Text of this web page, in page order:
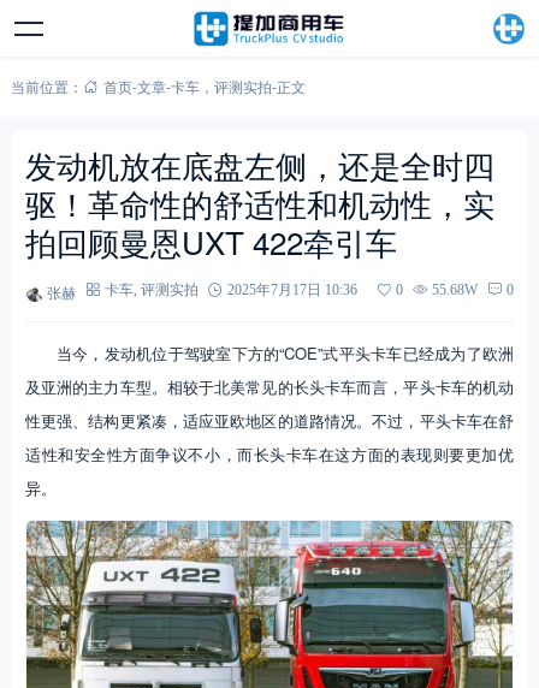
当前位置： 首页-文章-卡车， 评测实拍-正文
发动机放在底盘左侧，还是全时四
驱！革命性的舒适性和机动性，实
拍回顾曼恩UXT 422牵引车
张赫 卡车, 评测实拍 2025年7月17日 10:36 0 55.68W 0
当今，发动机位于驾驶室下方的“COE”式平头卡车已经成为了欧洲
及亚洲的主力车型。相较于北美常见的长头卡车而言，平头卡车的机动
性更强、结构更紧凑，适应亚欧地区的道路情况。不过，平头卡车在舒
适性和安全性方面争议不小，而长头卡车在这方面的表现则要更加优
异。